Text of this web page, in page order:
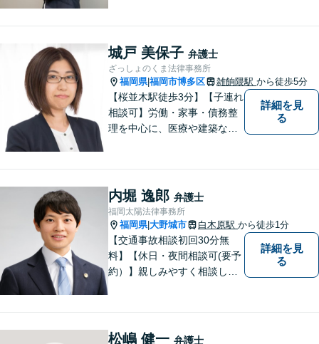
せたオーダーメイド対応を心
がけています。
城戸 美保子 弁護士
ざっしょのくま法律事務所
福岡県|福岡市博多区 雑餉隈駅 から徒歩5分
【桜並木駅徒歩3分】【子連れ
相談可】労働・家事・債務整
理を中心に、医療や建築など
も、早めにお越しいただい
て、一緒に解決を目指しまし
ょう。
詳細を見
る
内堀 逸郎 弁護士
福岡太陽法律事務所
福岡県|大野城市 白木原駅 から徒歩1分
【交通事故相談初回30分無
料】【休日・夜間相談可(要予
約）】親しみやすく相談しや
詳細を見
る
松嶋 健一 弁護士